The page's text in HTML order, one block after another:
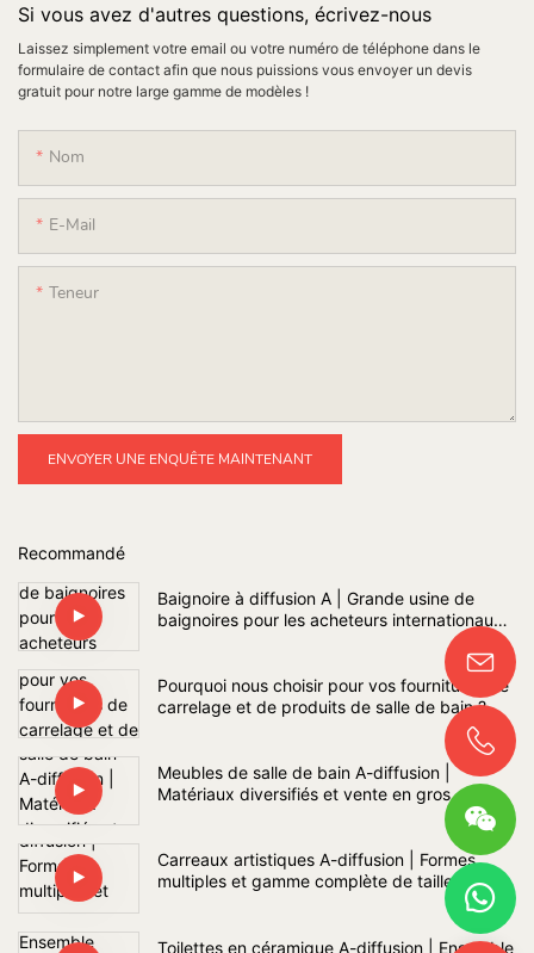
Si vous avez d'autres questions, écrivez-nous
Laissez simplement votre email ou votre numéro de téléphone dans le
formulaire de contact afin que nous puissions vous envoyer un devis
gratuit pour notre large gamme de modèles !
Nom
E-Mail
Teneur
ENVOYER UNE ENQUÊTE MAINTENANT
Recommandé
Baignoire à diffusion A | Grande usine de
baignoires pour les acheteurs internationaux
Pourquoi nous choisir pour vos fournitures de
carrelage et de produits de salle de bain ?
Meubles de salle de bain A-diffusion |
Matériaux diversifiés et vente en gros
Carreaux artistiques A-diffusion | Formes
multiples et gamme complète de tailles
Toilettes en céramique A-diffusion | Ensemble